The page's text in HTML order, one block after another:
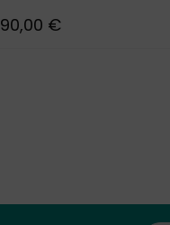
90,00 €